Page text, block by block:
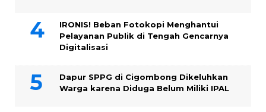
IRONIS! Beban Fotokopi Menghantui
Pelayanan Publik di Tengah Gencarnya
Digitalisasi
Dapur SPPG di Cigombong Dikeluhkan
Warga karena Diduga Belum Miliki IPAL